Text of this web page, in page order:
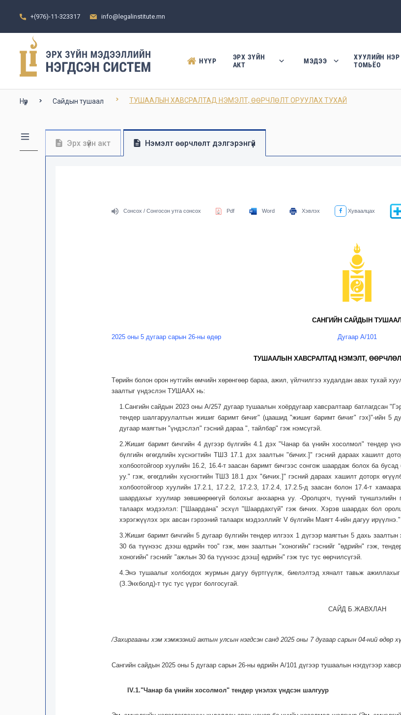
+(976)-11-323317 info@legalinstitute.mn
НҮҮР
ЭРХ ЗҮЙН
АКТ
МЭДЭЭ
ХУУЛИЙН НЭР
ТОМЬЁО
Нүүр Сайдын тушаал ТУШААЛЫН ХАВСРАЛТАД НЭМЭЛТ, ӨӨРЧЛӨЛТ ОРУУЛАХ ТУХАЙ
Эрх зүйн акт Нэмэлт өөрчлөлт дэлгэрэнгүй
Сонсох / Сонгосон утга сонсох Pdf Word Хэвлэх Хуваалцах
САНГИЙН САЙДЫН
2025 оны 5 дугаар сарын 26-ны өдөр Дугаар А/101
ТУШААЛЫН ХАВСРАЛТАД НЭМЭЛТ,
Төрийн болон орон нутгийн өмчийн хөрөнгөөр бараа, ажил, үйлчилгээ худалдан авах тухай
заалтыг үндэслэн ТУШААХ нь:
1.Сангийн сайдын 2023 оны А/257 дугаар тушаалын хоёрдугаар хавсралтаар батлагдсан
тендер шалгаруулалтын жишиг баримт бичиг" (цаашид "жишиг баримт бичиг" гэх)"-ийн 5
дугаар маягтын "үндэслэл" гэсний дараа ", тайлбар" гэж нэмсүгэй.
2.Жишиг баримт бичгийн 4 дүгээр бүлгийн 4.1 дэх "Чанар ба үнийн хосолмол" тендер
бүлгийн өгөгдлийн хүснэгтийн ТШЗ 17.1 дэх заалтын "бичих.]" гэсний дараах хашилт
холбоотойгоор хуулийн 16.2, 16.4-т заасан баримт бичгээс сонгож шаардаж болох ба
уу." гэж, өгөгдлийн хүснэгтийн ТШЗ 18.1 дэх "бичих.]" гэсний дараах хашилт доторх
холбоотойгоор хуулийн 17.2.1, 17.2.2, 17.2.3, 17.2.4, 17.2.5-д заасан болон 17.4-т
шаардахыг хуулиар зөвшөөрөөгүй болохыг анхаарна уу. -Оролцогч, түүний
талаарх мэдээлэл: ["Шаардана" эсхүл "Шаардахгүй" гэж бичих. Хэрэв шаардах бол
хэрэгжүүлэх эрх авсан гэрээний талаарх мэдээллийг V бүлгийн Маягт 4-ийн дагуу
3.Жишиг баримт бичгийн 5 дугаар бүлгийн тендер илгээх 1 дүгээр маягтын 5 дахь
30 ба түүнээс дээш өдрийн тоо" гэж, мөн заалтын "хоногийн" гэснийг "өдрийн" гэж,
хоногийн" гэснийг "ажлын 30 ба түүнээс дээш] өдрийн" гэж тус тус өөрчилсүгэй.
4.Энэ тушаалыг холбогдох журмын дагуу бүртгүүлж, биелэлтэд хяналт тавьж
(З.Энхболд)-т тус тус үүрэг болгосугай.
САЙД Б.ЖАВХЛАН
/Захиргааны хэм хэмжээний актын улсын нэгдсэн санд 2025 оны 7 дугаар сарын 04-ний өдөр
Сангийн сайдын 2025 оны 5 дугаар сарын 26-ны өдрийн А/101 дүгээр тушаалын нэгдүгээр
IV.1."Чанар ба үнийн хосолмол" тендер үнэлэх үндсэн шалгуур